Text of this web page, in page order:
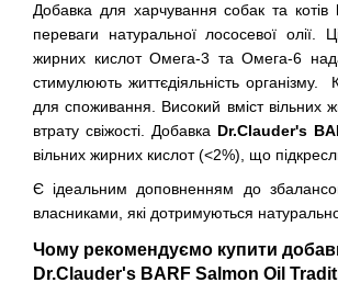
Добавка для харчування собак та котів
переваги натуральної лососевої олії.
жирних кислот Омега-3 та Омега-6
стимулюють життєдіяльність організму.
для споживання. Високий вміст вільних
втрату свіжості. Добавка Dr.Clauder's
вільних жирних кислот (<2%), що
Є ідеальним доповненням до
власниками, які дотримуються
Чому рекомендуємо купити
Dr.Clauder's BARF Salmon Oil